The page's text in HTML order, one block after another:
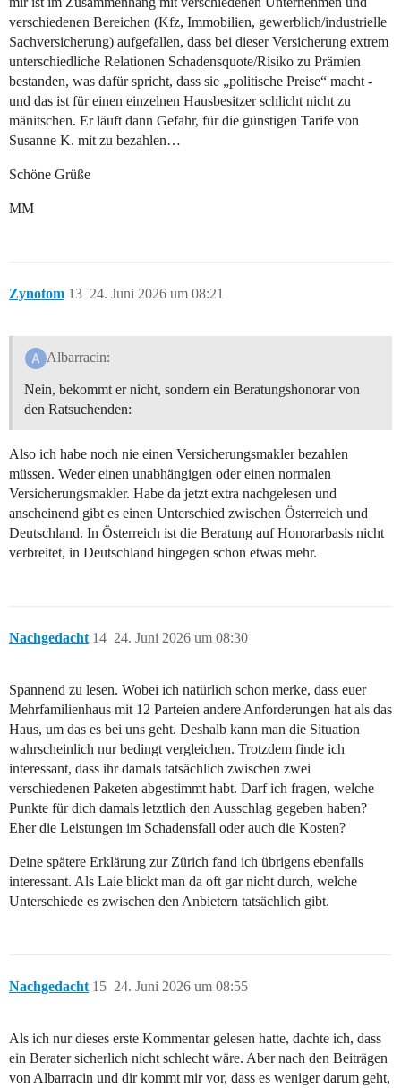
verschiedenen Bereichen (Kfz, Immobilien, gewerblich/industrielle
Sachversicherung) aufgefallen, dass bei dieser Versicherung extrem
unterschiedliche Relationen Schadensquote/Risiko zu Prämien
bestanden, was dafür spricht, dass sie „politische Preise“ macht -
und das ist für einen einzelnen Hausbesitzer schlicht nicht zu
mänitschen. Er läuft dann Gefahr, für die günstigen Tarife von
Susanne K. mit zu bezahlen…
Schöne Grüße
MM
Zynotom 24. Juni 2026 um 08:21
13
Albarracin:
Nein, bekommt er nicht, sondern ein Beratungshonorar von
den Ratsuchenden:
Also ich habe noch nie einen Versicherungsmakler bezahlen
müssen. Weder einen unabhängigen oder einen normalen
Versicherungsmakler. Habe da jetzt extra nachgelesen und
anscheinend gibt es einen Unterschied zwischen Österreich und
Deutschland. In Österreich ist die Beratung auf Honorarbasis nicht
verbreitet, in Deutschland hingegen schon etwas mehr.
Nachgedacht 24. Juni 2026 um 08:30
14
Spannend zu lesen. Wobei ich natürlich schon merke, dass euer
Mehrfamilienhaus mit 12 Parteien andere Anforderungen hat als das
Haus, um das es bei uns geht. Deshalb kann man die Situation
wahrscheinlich nur bedingt vergleichen. Trotzdem finde ich
interessant, dass ihr damals tatsächlich zwischen zwei
verschiedenen Paketen abgestimmt habt. Darf ich fragen, welche
Punkte für dich damals letztlich den Ausschlag gegeben haben?
Eher die Leistungen im Schadensfall oder auch die Kosten?
Deine spätere Erklärung zur Zürich fand ich übrigens ebenfalls
interessant. Als Laie blickt man da oft gar nicht durch, welche
Unterschiede es zwischen den Anbietern tatsächlich gibt.
Nachgedacht 24. Juni 2026 um 08:55
15
Als ich nur dieses erste Kommentar gelesen hatte, dachte ich, dass
ein Berater sicherlich nicht schlecht wäre. Aber nach den Beiträgen
von Albarracin und dir kommt mir vor, dass es weniger darum geht,